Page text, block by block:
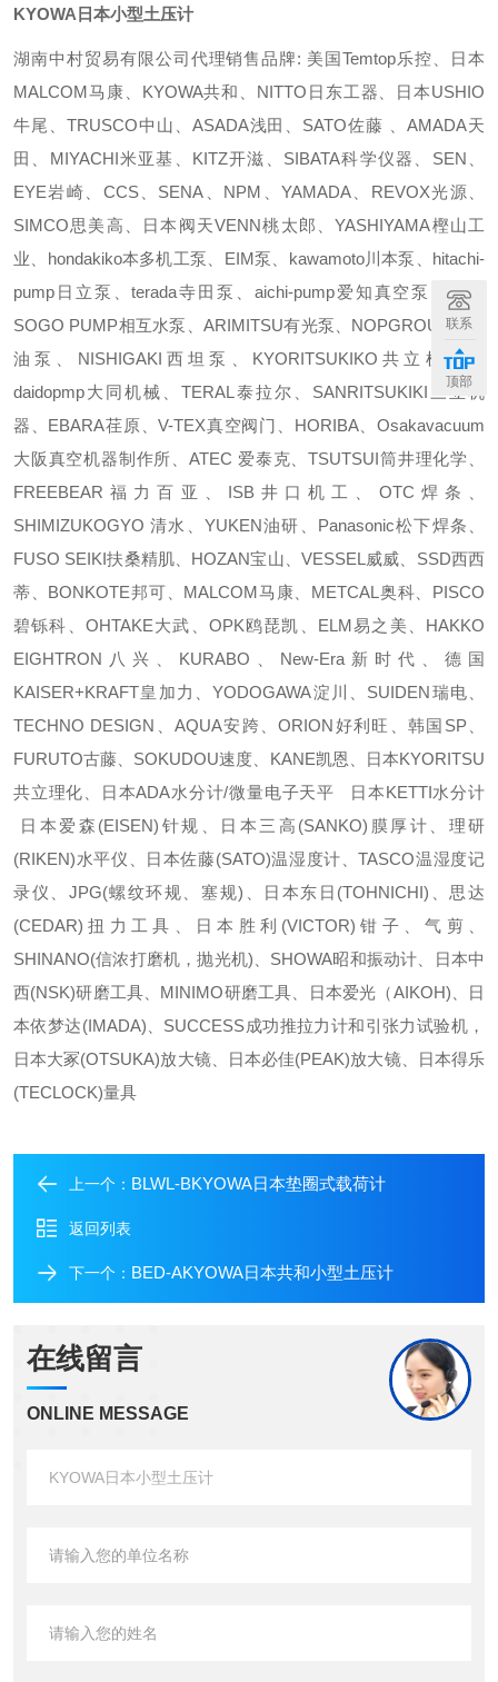
KYOWA日本小型土压计
湖南中村贸易有限公司代理销售品牌: 美国Temtop乐控、日本
MALCOM马康、KYOWA共和、NITTO日东工器、日本USHIO
牛尾、TRUSCO中山、ASADA浅田、SATO佐藤 、AMADA天
田、MIYACHI米亚基、KITZ开滋、SIBATA科学仪器、SEN、
EYE岩崎、CCS、SENA、NPM、YAMADA、REVOX光源、
SIMCO思美高、日本阀天VENN桃太郎、YASHIYAMA樫山工
业、hondakiko本多机工泵、EIM泵、kawamoto川本泵、hitachi-
pump日立泵、terada寺田泵、aichi-pump爱知真空泵、日本
SOGO PUMP相互水泵、ARIMITSU有光泵、NOPGROUP日本
油泵、NISHIGAKI西坦泵、KYORITSUKIKO共立机巧、
daidopmp大同机械、TERAL泰拉尔、SANRITSUKIKI三立机
器、EBARA荏原、V-TEX真空阀门、HORIBA、Osakavacuum
大阪真空机器制作所、ATEC 爱泰克、TSUTSUI筒井理化学、
FREEBEAR福力百亚、ISB井口机工、OTC焊条、
SHIMIZUKOGYO 清水、YUKEN油研、Panasonic松下焊条、
FUSO SEIKI扶桑精肌、HOZAN宝山、VESSEL威威、SSD西西
蒂、BONKOTE邦可、MALCOM马康、METCAL奥科、PISCO
碧铄科、OHTAKE大武、OPK鸥琵凯、ELM易之美、HAKKO
EIGHTRON八兴、KURABO、New-Era新时代、德国
KAISER+KRAFT皇加力、YODOGAWA淀川、SUIDEN瑞电、
TECHNO DESIGN、AQUA安跨、ORION好利旺、韩国SP、
FURUTO古藤、SOKUDOU速度、KANE凯恩、日本KYORITSU
共立理化、日本ADA水分计/微量电子天平 日本KETTI水分计
日本爱森(EISEN)针规、日本三高(SANKO)膜厚计、理研
(RIKEN)水平仪、日本佐藤(SATO)温湿度计、TASCO温湿度记
录仪、JPG(螺纹环规、塞规)、日本东日(TOHNICHI)、思达
(CEDAR)扭力工具、日本胜利(VICTOR)钳子、气剪、
SHINANO(信浓打磨机，抛光机)、SHOWA昭和振动计、日本中
西(NSK)研磨工具、MINIMO研磨工具、日本爱光（AIKOH)、日
本依梦达(IMADA)、SUCCESS成功推拉力计和引张力试验机，
日本大冢(OTSUKA)放大镜、日本必佳(PEAK)放大镜、日本得乐
(TECLOCK)量具
上一个： BLWL-BKYOWA日本垫圈式载荷计
返回列表
下一个： BED-AKYOWA日本共和小型土压计
在线留言
ONLINE MESSAGE
联系
顶部